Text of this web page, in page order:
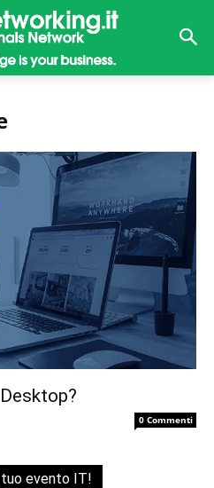
0 Commenti
tuo evento IT!